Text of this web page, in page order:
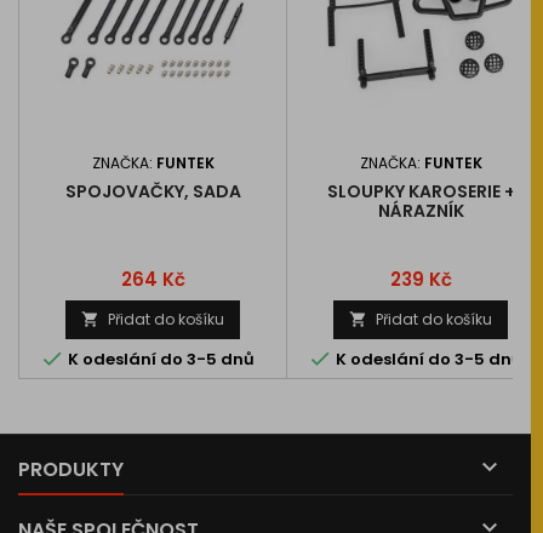
ZNAČKA: FUNTEK
SPOJOVAČKY, SADA
Cena
264 Kč
 Přidat do košíku
 K odeslání do 3-5 dnů
ZNAČKA: FUNTEK
SLOUPKY KAROSERIE +
NÁRAZNÍK
Cena
239 Kč
 Přidat do košíku
 K odeslání do 3-5 dnů
PRODUKTY 